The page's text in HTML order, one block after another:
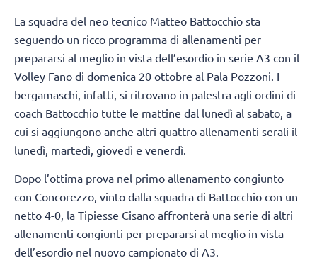
La squadra del neo tecnico Matteo Battocchio sta
seguendo un ricco programma di allenamenti per
prepararsi al meglio in vista dell’esordio in serie A3 con il
Volley Fano di domenica 20 ottobre al Pala Pozzoni. I
bergamaschi, infatti, si ritrovano in palestra agli ordini di
coach Battocchio tutte le mattine dal lunedì al sabato, a
cui si aggiungono anche altri quattro allenamenti serali il
lunedì, martedì, giovedì e venerdì.
Dopo l’ottima prova nel primo allenamento congiunto
con Concorezzo, vinto dalla squadra di Battocchio con un
netto 4-0, la Tipiesse Cisano affronterà una serie di altri
allenamenti congiunti per prepararsi al meglio in vista
dell’esordio nel nuovo campionato di A3.